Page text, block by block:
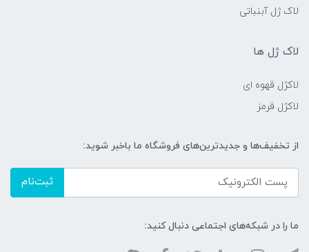
لاک ژل آبنباتی
لاک ژل ها
لاکژل قهوه ای
لاکژل قرمز
از تخفیف‌ها و جدیدترین‌های فروشگاه ما باخبر شوید:
ثبت‌نام
ما را در شبکه‌های اجتماعی دنبال کنید: